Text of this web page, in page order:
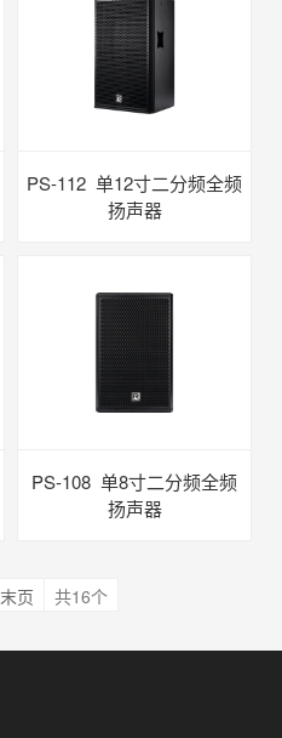
PS-112 单12寸二分频全频
扬声器
PS-108 单8寸二分频全频
扬声器
末页 共16个